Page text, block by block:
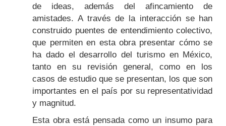
de ideas, además del afincamiento de
amistades. A través de la interacción se han
construido puentes de entendimiento colectivo,
que permiten en esta obra presentar cómo se
ha dado el desarrollo del turismo en México,
tanto en su revisión general, como en los
casos de estudio que se presentan, los que son
importantes en el país por su representatividad
y magnitud.
Esta obra está pensada como un insumo para